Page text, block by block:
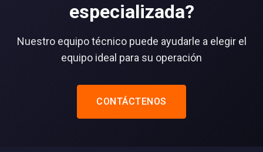
especializada?
Nuestro equipo técnico puede ayudarle a elegir el
equipo ideal para su operación
CONTÁCTENOS